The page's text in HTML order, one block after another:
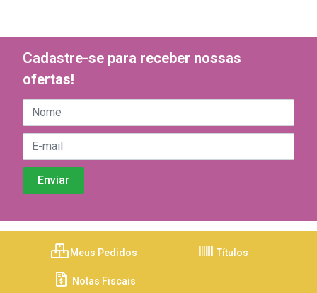
Cadastre-se para receber nossas
ofertas!
Meus Pedidos Títulos
Notas Fiscais